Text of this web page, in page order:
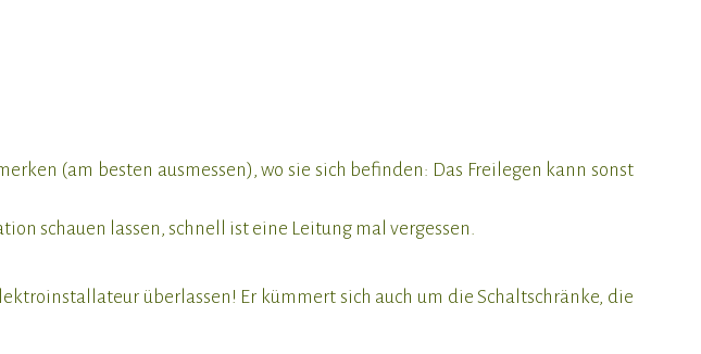
(am besten ausmessen), wo sie sich befinden: Das Freilegen kann sonst
schauen lassen, schnell ist eine Leitung mal vergessen.
überlassen! Er kümmert sich auch um die Schaltschränke, die